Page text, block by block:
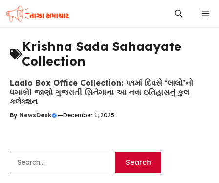
to
content
Krishna Sada Sahaayate
Collection
Laalo Box Office Collection: ૫૧માં દિવસે ‘લાલો’નો
ધમાકો! જાણો ગુજરાતી સિનેમાના આ નવા ઇતિહાસનું કુલ
કલેક્શન
By NewsDesk —December 1, 2025
Search